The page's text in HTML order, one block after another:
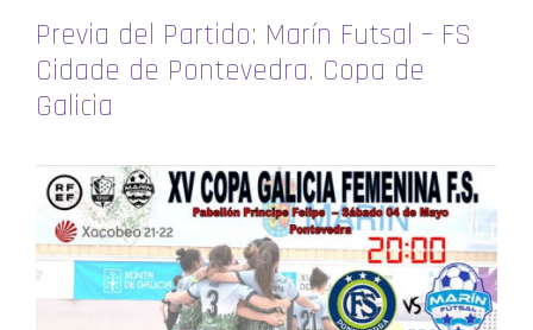
Previa del Partido: Marín Futsal – FS
Cidade de Pontevedra. Copa de
Galicia